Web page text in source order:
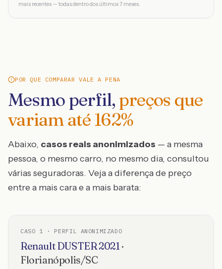
mais recentes — todas dentro dos últimos 7 meses.
POR QUE COMPARAR VALE A PENA
Mesmo perfil, preços que
variam até162%
Abaixo, casos reais anonimizados — a mesma
pessoa, o mesmo carro, no mesmo dia, consultou
várias seguradoras. Veja a diferença de preço
entre a mais cara e a mais barata:
CASO 1 · PERFIL ANONIMIZADO
RenaultDUSTER2021·
Florianópolis/SC